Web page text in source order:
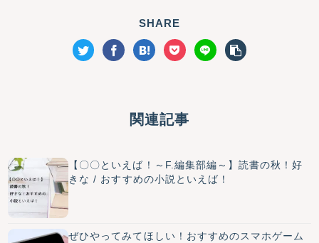
SHARE
関連記事
【〇〇といえば！～F.編集部編～】読書の秋！好
きな / おすすめの小説といえば！
ぜひやってみてほしい！おすすめのスマホゲーム